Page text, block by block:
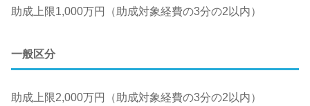
助成上限1,000万円（助成対象経費の3分の2以内）
一般区分
助成上限2,000万円（助成対象経費の3分の2以内）